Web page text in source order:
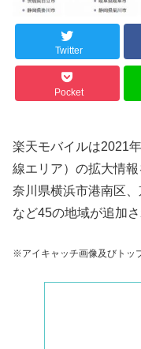
Twitter
Pocket
楽天モバイルは2021
線エリア）の拡大情
奈川県横浜市港南区
など45の地域が追加さ
※アイキャッチ画像及びトッ